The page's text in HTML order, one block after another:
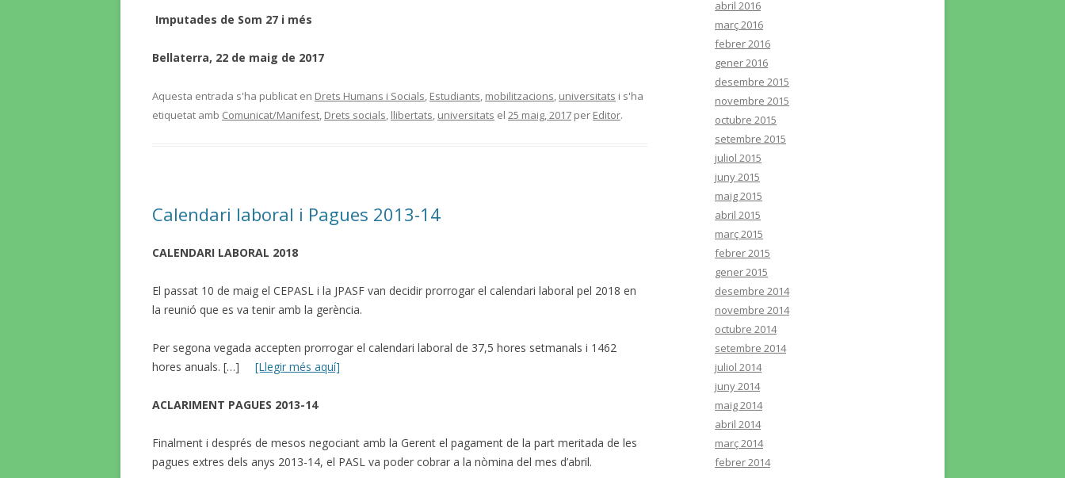
Imputades de Som 27 i més
Bellaterra, 22 de maig de 2017
Aquesta entrada s'ha publicat en Drets Humans i Socials, Estudiants, mobilitzacions, universitats i s'ha
etiquetat amb Comunicat/Manifest, Drets socials, llibertats, universitats el 25 maig, 2017 per Editor.
Calendari laboral i Pagues 2013-14
CALENDARI LABORAL 2018
El passat 10 de maig el CEPASL i la JPASF van decidir prorrogar el calendari laboral pel 2018 en
la reunió que es va tenir amb la gerència.
Per segona vegada accepten prorrogar el calendari laboral de 37,5 hores setmanals i 1462
hores anuals. […] [Llegir més aquí]
ACLARIMENT PAGUES 2013-14
Finalment i després de mesos negociant amb la Gerent el pagament de la part meritada de les
pagues extres dels anys 2013-14, el PASL va poder cobrar a la nòmina del mes d’abril.
abril 2016
març 2016
febrer 2016
gener 2016
desembre 2015
novembre 2015
octubre 2015
setembre 2015
juliol 2015
juny 2015
maig 2015
abril 2015
març 2015
febrer 2015
gener 2015
desembre 2014
novembre 2014
octubre 2014
setembre 2014
juliol 2014
juny 2014
maig 2014
abril 2014
març 2014
febrer 2014